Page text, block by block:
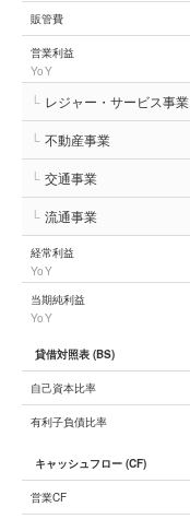
販管費
営業利益
YoY
└ レジャー・サービス事業
└ 不動産事業
└ 交通事業
└ 流通事業
経常利益
YoY
当期純利益
YoY
貸借対照表 (BS)
自己資本比率
有利子負債比率
キャッシュフロー (CF)
営業CF